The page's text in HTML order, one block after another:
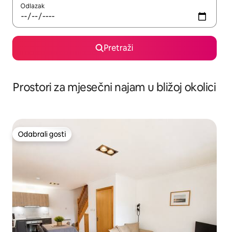
Odlazak
Pretraži
Prostori za mjesečni najam u bližoj okolici
Odabrali gosti
Odabrali gosti